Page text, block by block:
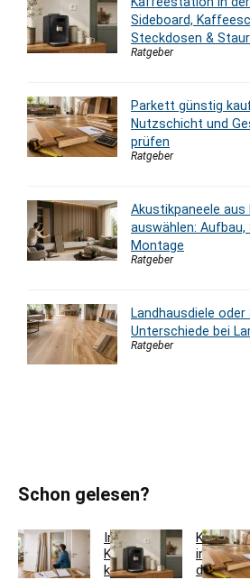
Sideboard,
Steckdosen &
Ratgeber
Parkett günstig
Nutzschicht und
prüfen
Ratgeber
Akustikpaneele aus
auswählen: Aufbau,
Montage
Ratgeber
Landhausdiele
Unterschiede bei
Ratgeber
Schon gelesen?
Innentür-
Komplettset
kaufen:
in
der